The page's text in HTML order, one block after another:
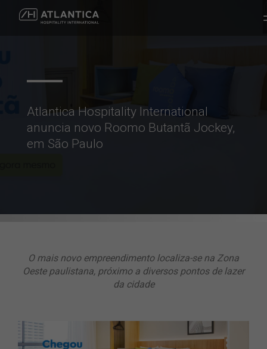
Atlantica Hospitality International
anuncia novo Roomo Butantã Jockey,
em São Paulo
O mais novo empreendimento localiza-se na Zona
Oeste paulistana, próximo a diversos pontos de lazer
da cidade